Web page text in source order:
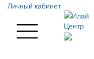
Личный кабинет